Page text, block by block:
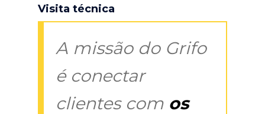
Visita técnica
A missão do Grifo
é conectar
clientes com os